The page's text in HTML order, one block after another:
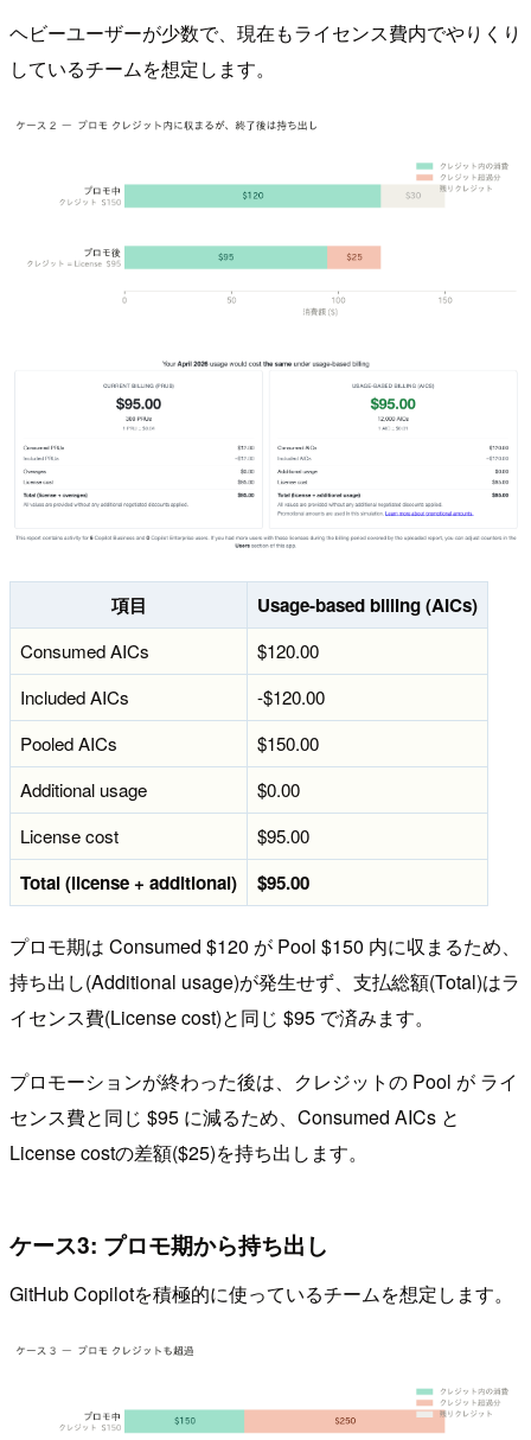
ヘビーユーザーが少数で、現在もライセンス費内でやりくり
しているチームを想定します。
項目 Usage-based billing (AICs)
Consumed AICs
$120.00
Included AICs
-$120.00
Pooled AICs
$150.00
Additional usage
$0.00
License cost
$95.00
Total (license + additional) $95.00
プロモ期は Consumed $120 が Pool $150 内に収まるため、
持ち出し(Additional usage)が発生せず、支払総額(Total)はラ
イセンス費(License cost)と同じ $95 で済みます。
プロモーションが終わった後は、クレジットの Pool が ライ
センス費と同じ $95 に減るため、Consumed AICs と
License costの差額($25)を持ち出します。
ケース3: プロモ期から持ち出し
GitHub Copilotを積極的に使っているチームを想定します。